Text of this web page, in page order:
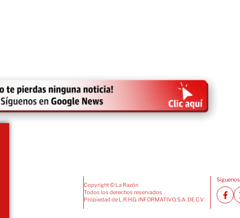
Copyright © La Razón
Todos los derechos reservados
Propiedad de L.R.H.G. INFORMATIVO, S.A. DE C.V.